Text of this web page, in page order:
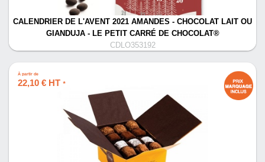
CALENDRIER DE L'AVENT 2021 AMANDES - CHOCOLAT LAIT OU
GIANDUJA - LE PETIT CARRÉ DE CHOCOLAT®
CDLO353192
À partir de
22,10 € HT *